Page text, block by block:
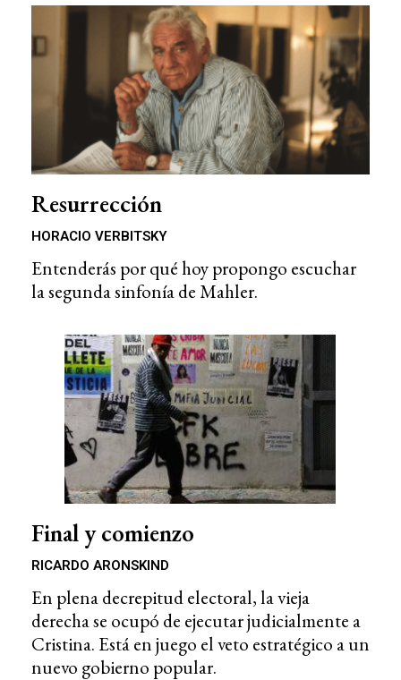
Resurrección
HORACIO VERBITSKY
Entenderás por qué hoy propongo escuchar
la segunda sinfonía de Mahler.
Final y comienzo
RICARDO ARONSKIND
En plena decrepitud electoral, la vieja
derecha se ocupó de ejecutar judicialmente a
Cristina. Está en juego el veto estratégico a un
nuevo gobierno popular.